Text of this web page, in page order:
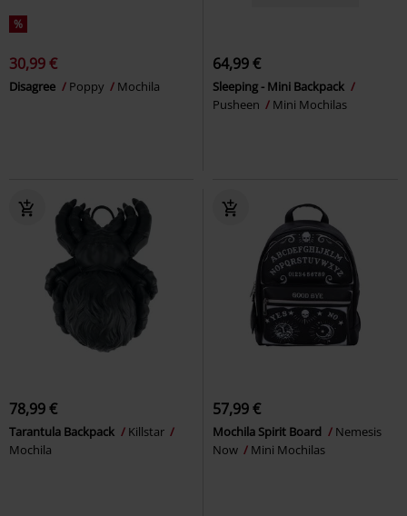
%
30,99 €
Disagree Poppy Mochila
64,99 €
Sleeping - Mini Backpack
Pusheen
Mini Mochilas
78,99 €
Tarantula Backpack
Killstar
Mochila
57,99 €
Mochila Spirit Board
Nemesis
Now
Mini Mochilas